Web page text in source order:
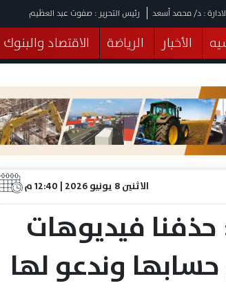
: د/ محمد أسعد رئيس التحرير : صفوت عبد العظيم
الأخبار الرياضة الاقتصاد والبنوك
البرلمان صحة الثقافة خدمات
الاثنين 8 يونيو 2026 | 12:40 م
فيديوهات
وندعو لها